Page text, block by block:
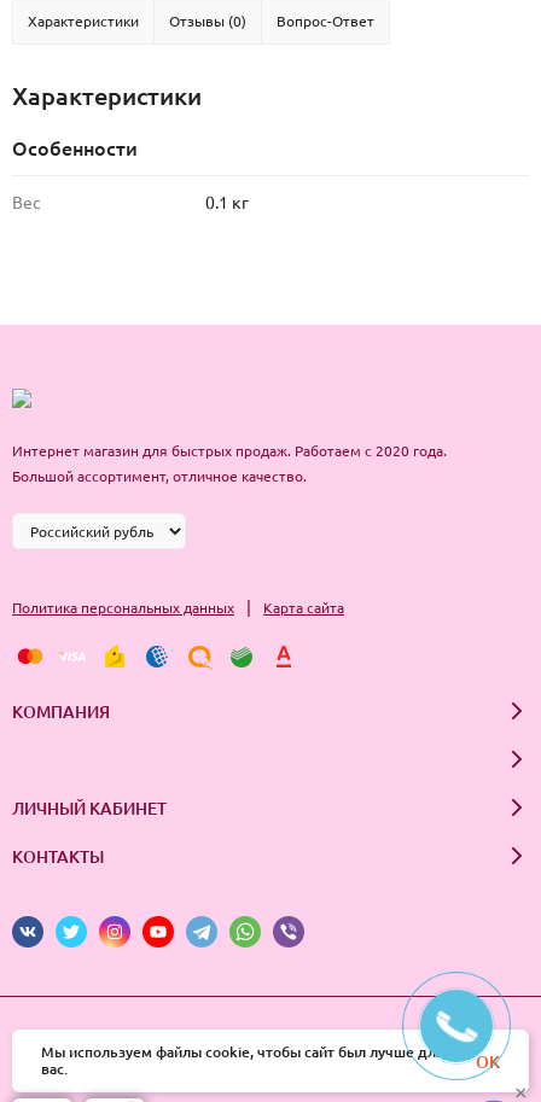
Характеристики Отзывы (0) Вопрос-Ответ
Характеристики
Особенности
Вес 0.1 кг
Интернет магазин для быстрых продаж. Работаем с 2020 года.
Большой ассортимент, отличное качество.
Политика персональных данных | Карта сайта
КОМПАНИЯ
ЛИЧНЫЙ КАБИНЕТ
КОНТАКТЫ
© 2026 InSale. Все права защищены
Мы используем файлы cookie, чтобы сайт был лучше для
вас.
OK
×